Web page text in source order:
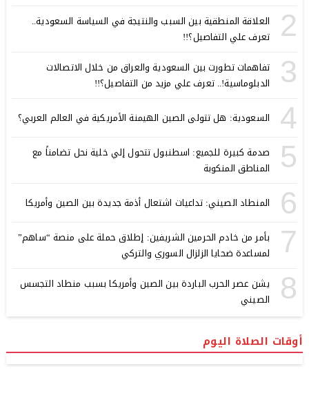
2
العلاقة المنطقية بين السبب والنتيجة في السياسة السعودية..
تعرف علي التفاصيل؟!!
3
تفاهمات تطورت بين السعودية والعراق من خلال الاتصالات
الدبلوماسية!.. تعرف علي مزيد من التفاصيل؟!!
4 السعودية: هل تتولى الصين الهيمنة الأمريكية في العالم العربي؟
5
صدمة كبيرة للجميع: اسطنبول تتحول إلي خلية نحل تضامناً مع
المناطق المنكوبة
6 المنطاد الصيني: تداعيات اشتعال أذمة جديدة بين الصين وأمريكا
7
بأمر من خادم الحرمين الشريفين: إطلاق حملة على منصة “ساهم”
لمساعدة ضحايا الزلزال السوري والتركي
8
يشن عصر الحرب الباردة بين الصين وأمريكا بسبب منطاد التجسس
الصيني
أوقات الصلاة اليوم